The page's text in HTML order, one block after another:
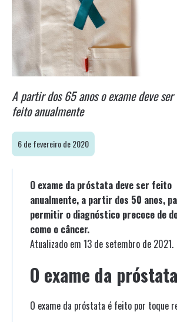
A partir dos 65 anos o exame deve ser
feito anualmente
6 de fevereiro de 2020
O exame da próstata deve ser feito
anualmente, a partir dos 50 anos,
permitir o diagnóstico precoce de
como o câncer.
Atualizado em 13 de setembro de 2021.
O exame da próstata
O exame da próstata é feito por toque